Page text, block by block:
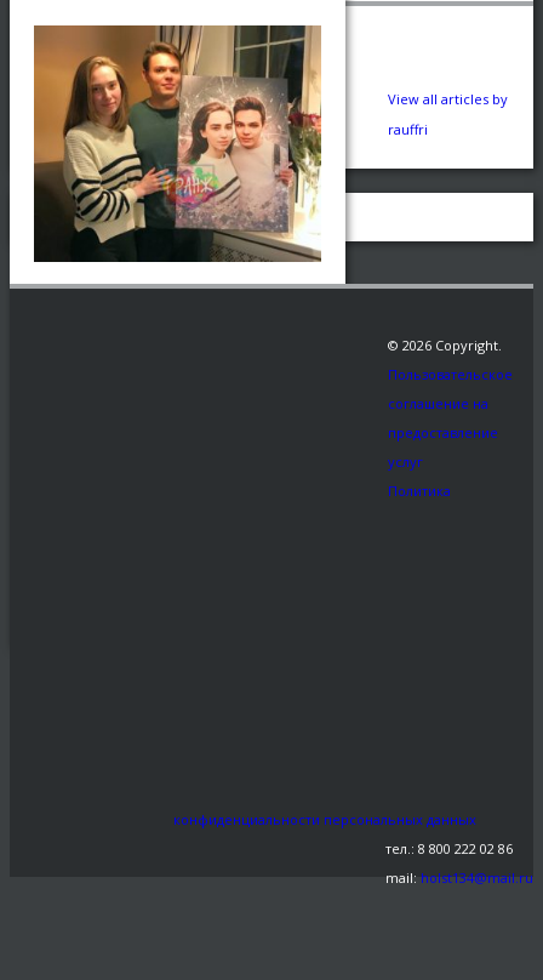
View all articles by
rauffri
© 2026 Copyright.
Пользовательское
соглашение на
предоставление
услуг
Политика
конфиденциальности персональных данных
тел.: 8 800 222 02 86
mail: holst134@mail.ru